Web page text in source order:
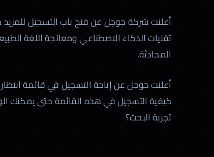
تقنيات الذكاء الاصطناعي ومعالجة اللغة
المحادثة.
كيفية التسجيل في هذه القائمة حتى يمكنك
تجربة البحث؟